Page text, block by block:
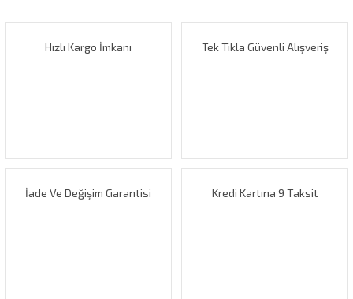
Hızlı Kargo İmkanı Tek Tıkla Güvenli Alışveriş
İade Ve Değişim Garantisi Kredi Kartına 9 Taksit